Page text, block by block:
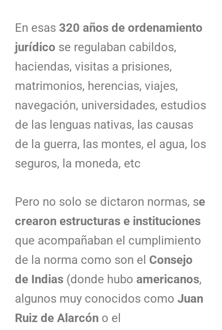
En esas 320 años de ordenamiento
jurídico se regulaban cabildos,
haciendas, visitas a prisiones,
matrimonios, herencias, viajes,
navegación, universidades, estudios
de las lenguas nativas, las causas
de la guerra, las montes, el agua, los
seguros, la moneda, etc
Pero no solo se dictaron normas, se
crearon estructuras e instituciones
que acompañaban el cumplimiento
de la norma como son el Consejo
de Indias (donde hubo americanos,
algunos muy conocidos como Juan
Ruiz de Alarcón o el